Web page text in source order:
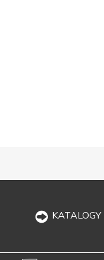
KATALOGY